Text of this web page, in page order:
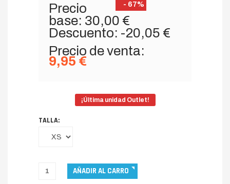
- 67%
Precio
base: 30,00 €
Descuento: -20,05 €
Precio de venta:
9,95 €
¡Última unidad Outlet!
TALLA: